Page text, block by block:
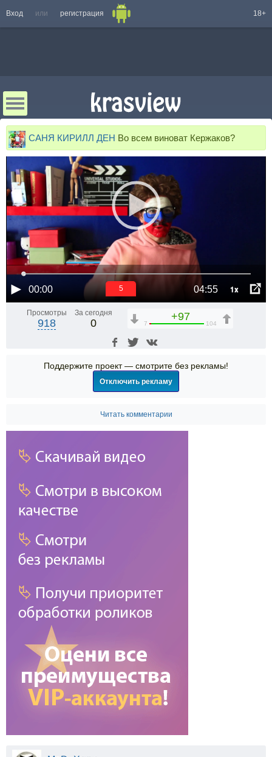
Вход или регистрация 18+
CАНЯ КИРИЛЛ ДЕН Во всем виноват Кержаков?
00:00 04:55 1x
5
Просмотры
918
За сегодня
0
+97
7 104
Поддержите проект — смотрите без рекламы!
Отключить рекламу
Читать комментарии